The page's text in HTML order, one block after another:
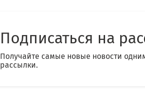
Подписаться на
Получайте самые новые новости
рассылки.